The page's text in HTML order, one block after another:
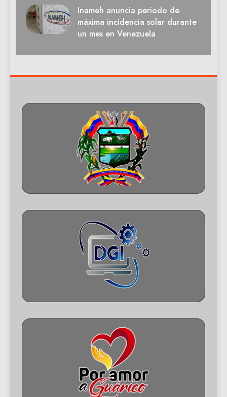
Inameh anuncia periodo de
máxima incidencia solar durante
un mes en Venezuela